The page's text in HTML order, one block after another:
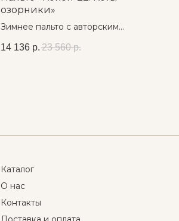
озорники»
Зимнее пальто с авторским
покрытием, капюшоном и
14 136 р. 23 560 р.
Каталог
О нас
Контакты